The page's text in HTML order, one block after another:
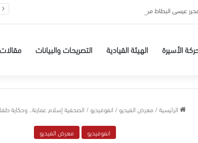
عيسى البطاط من بيت لحم للاعتقال الإداري لمدة 6 شهور
الأسيرة الهيئة القيادية التصريحات والبيانات مقالات
الرئيسية/ معرض الفيديو / انفوفيديو / الصحفية إسلام عمارنة.. وحكاية
انفوفيديو معرض الفيديو